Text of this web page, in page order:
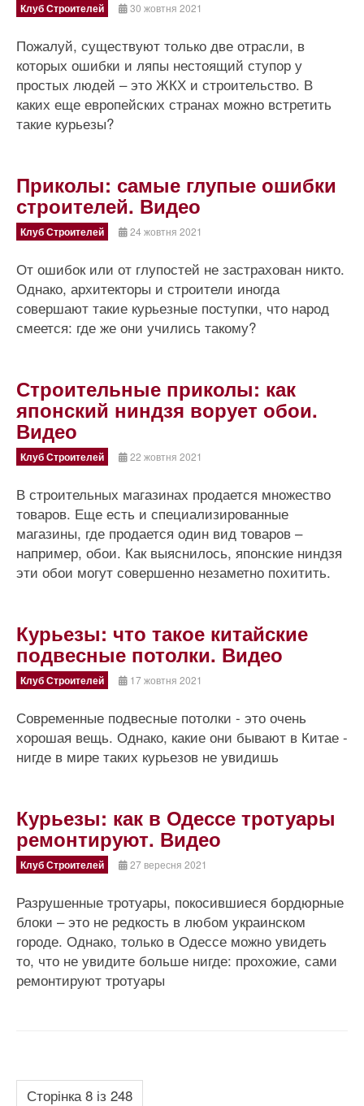
Клуб Строителей 30 жовтня 2021
Пожалуй, существуют только две отрасли, в
которых ошибки и ляпы нестоящий ступор у
простых людей – это ЖКХ и строительство. В
каких еще европейских странах можно встретить
такие курьезы?
Приколы: самые глупые ошибки
строителей. Видео
Клуб Строителей 24 жовтня 2021
От ошибок или от глупостей не застрахован никто.
Однако, архитекторы и строители иногда
совершают такие курьезные поступки, что народ
смеется: где же они учились такому?
Строительные приколы: как
японский ниндзя ворует обои.
Видео
Клуб Строителей 22 жовтня 2021
В строительных магазинах продается множество
товаров. Еще есть и специализированные
магазины, где продается один вид товаров –
например, обои. Как выяснилось, японские ниндзя
эти обои могут совершенно незаметно похитить.
Курьезы: что такое китайские
подвесные потолки. Видео
Клуб Строителей 17 жовтня 2021
Современные подвесные потолки - это очень
хорошая вещь. Однако, какие они бывают в Китае -
нигде в мире таких курьезов не увидишь
Курьезы: как в Одессе тротуары
ремонтируют. Видео
Клуб Строителей 27 вересня 2021
Разрушенные тротуары, покосившиеся бордюрные
блоки – это не редкость в любом украинском
городе. Однако, только в Одессе можно увидеть
то, что не увидите больше нигде: прохожие, сами
ремонтируют тротуары
Сторінка 8 із 248